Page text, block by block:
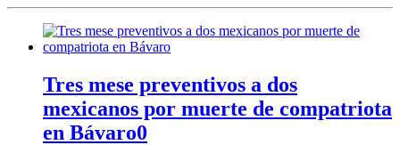
Tres mese preventivos a dos
mexicanos por muerte de compatriota
en Bávaro0